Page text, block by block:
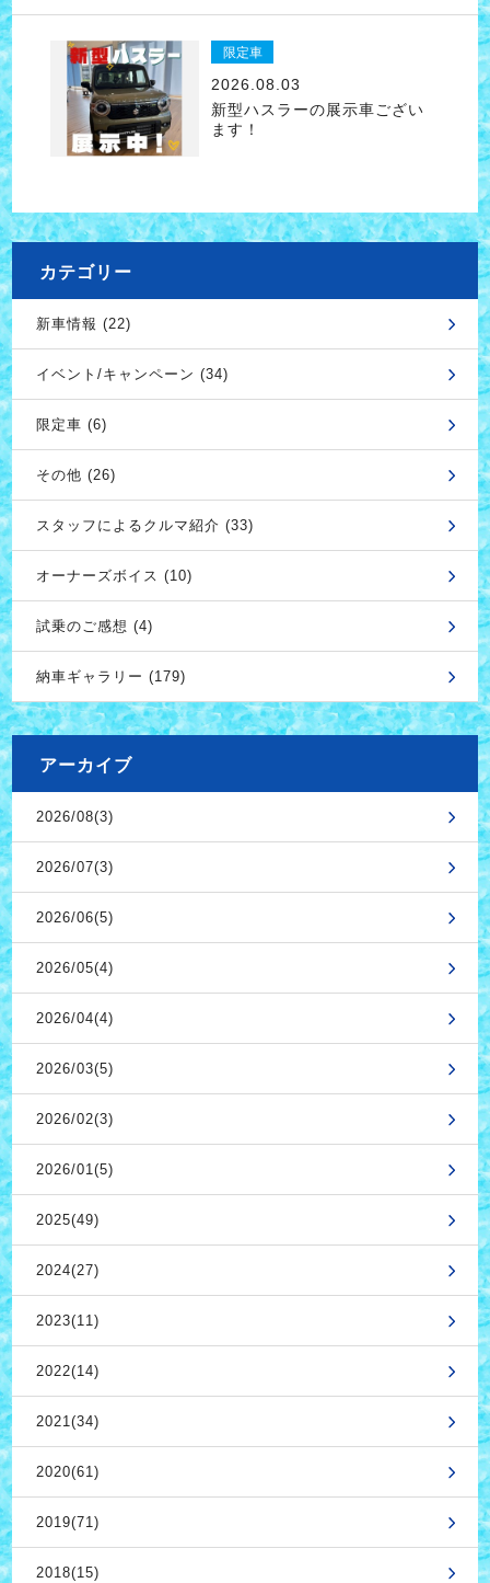
限定車
2026.08.03
新型ハスラーの展示車ござい
ます！
カテゴリー
新車情報 (22)
イベント/キャンペーン (34)
限定車 (6)
その他 (26)
スタッフによるクルマ紹介 (33)
オーナーズボイス (10)
試乗のご感想 (4)
納車ギャラリー (179)
アーカイブ
2026/08(3)
2026/07(3)
2026/06(5)
2026/05(4)
2026/04(4)
2026/03(5)
2026/02(3)
2026/01(5)
2025(49)
2024(27)
2023(11)
2022(14)
2021(34)
2020(61)
2019(71)
2018(15)